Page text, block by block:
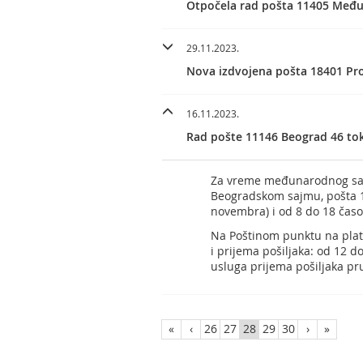
Otpočela rad pošta 11405
29.11.2023.
Nova izdvojena pošta 18401
16.11.2023.
Rad pošte 11146 Beograd 46
Za vreme međunarodnog
Beogradskom sajmu,
novembra) i od 8 do 18
Na Poštinom punktu na
i prijema pošiljaka: od 12
usluga prijema pošiljaka
« ‹ 26 27 28 29 30 › »